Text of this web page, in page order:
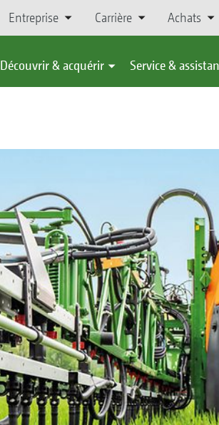
Entreprise Carrière Achats
Découvrir & acquérir Service &